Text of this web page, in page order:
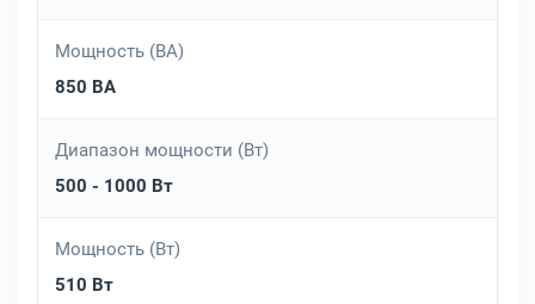
Мощность (ВА)
850 ВА
Диапазон мощности (Вт)
500 - 1000 Вт
Мощность (Вт)
510 Вт